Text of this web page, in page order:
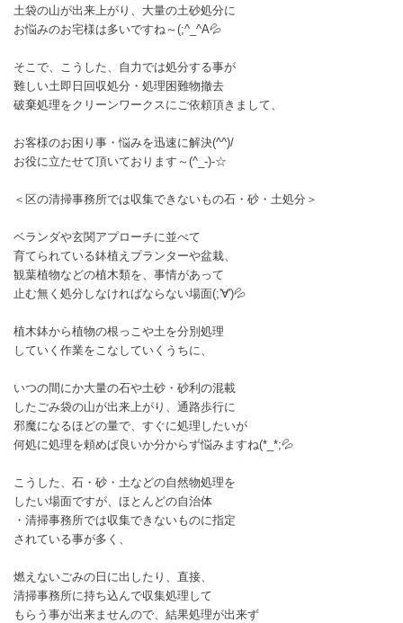
土袋の山が出来上がり、大量の土砂処分に
お悩みのお宅様は多いですね～(;^_^A💦
そこで、こうした、自力では処分する事が
難しい土即日回収処分・処理困難物撤去
破棄処理をクリーンワークスにご依頼頂きまして、
お客様のお困り事・悩みを迅速に解決(^^)/
お役に立たせて頂いております～(^_-)-☆
＜区の清掃事務所では収集できないもの石・砂・土処分＞
ベランダや玄関アプローチに並べて
育てられている鉢植えプランターや盆栽、
観葉植物などの植木類を、事情があって
止む無く処分しなければならない場面(;'∀')💦
植木鉢から植物の根っこや土を分別処理
していく作業をこなしていくうちに、
いつの間にか大量の石や土砂・砂利の混載
したごみ袋の山が出来上がり、通路歩行に
邪魔になるほどの量で、すぐに処理したいが
何処に処理を頼めば良いか分からず悩みますね(*_*;💦
こうした、石・砂・土などの自然物処理を
したい場面ですが、ほとんどの自治体
・清掃事務所では収集できないものに指定
されている事が多く、
燃えないごみの日に出したり、直接、
清掃事務所に持ち込んで収集処理して
もらう事が出来ませんので、結果処理が出来ず